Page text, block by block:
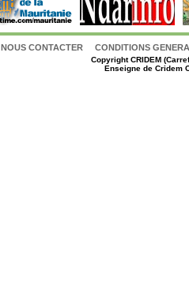
NOUS CONTACTER CONDITIONS
CopyrightCRIDEM
Enseigne de Cridem